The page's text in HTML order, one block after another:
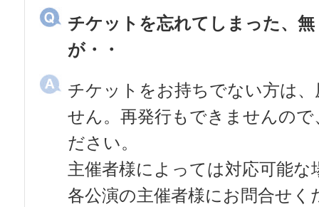
チケットを忘れてしまった、
が・・
チケットをお持ちでない方は
せん。再発行もできませんの
ださい。
主催者様によっては対応可能
各公演の主催者様にお問合せく